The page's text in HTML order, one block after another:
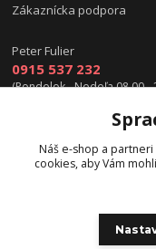
Zákaznícka podpora
Peter Fulier
0915 537 232
(Pondelok - Nedeľa 08.00 -
Náš e-shop a
cookies, aby Vám